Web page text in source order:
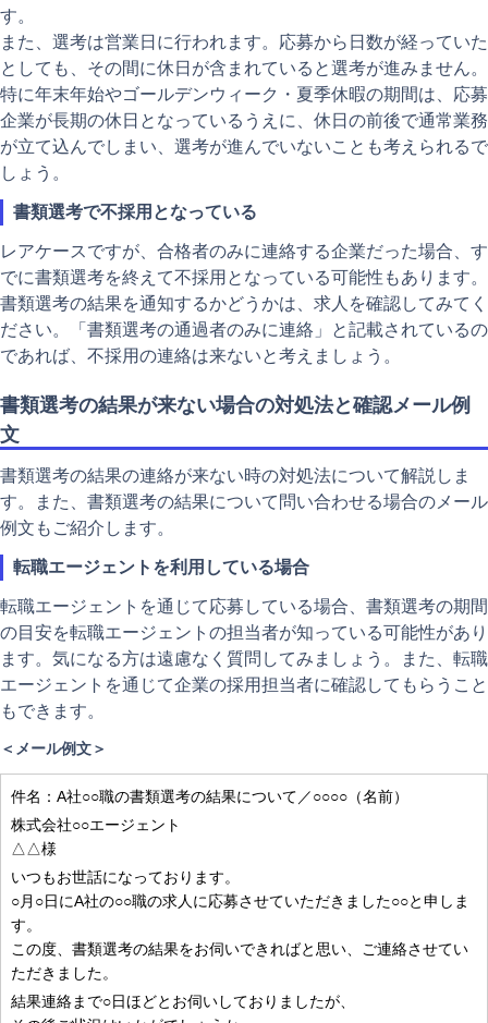
す。
また、選考は営業日に行われます。応募から日数が経っていた
としても、その間に休日が含まれていると選考が進みません。
特に年末年始やゴールデンウィーク・夏季休暇の期間は、応募
企業が長期の休日となっているうえに、休日の前後で通常業務
が立て込んでしまい、選考が進んでいないことも考えられるで
しょう。
書類選考で不採用となっている
レアケースですが、合格者のみに連絡する企業だった場合、す
でに書類選考を終えて不採用となっている可能性もあります。
書類選考の結果を通知するかどうかは、求人を確認してみてく
ださい。「書類選考の通過者のみに連絡」と記載されているの
であれば、不採用の連絡は来ないと考えましょう。
書類選考の結果が来ない場合の対処法と確認メール例
文
書類選考の結果の連絡が来ない時の対処法について解説しま
す。また、書類選考の結果について問い合わせる場合のメール
例文もご紹介します。
転職エージェントを利用している場合
転職エージェントを通じて応募している場合、書類選考の期間
の目安を転職エージェントの担当者が知っている可能性があり
ます。気になる方は遠慮なく質問してみましょう。また、転職
エージェントを通じて企業の採用担当者に確認してもらうこと
もできます。
＜メール例文＞
件名：A社○○職の書類選考の結果について／○○○○（名前）
株式会社○○エージェント
△△様
いつもお世話になっております。
○月○日にA社の○○職の求人に応募させていただきました○○と申しま
す。
この度、書類選考の結果をお伺いできればと思い、ご連絡させてい
ただきました。
結果連絡まで○日ほどとお伺いしておりましたが、